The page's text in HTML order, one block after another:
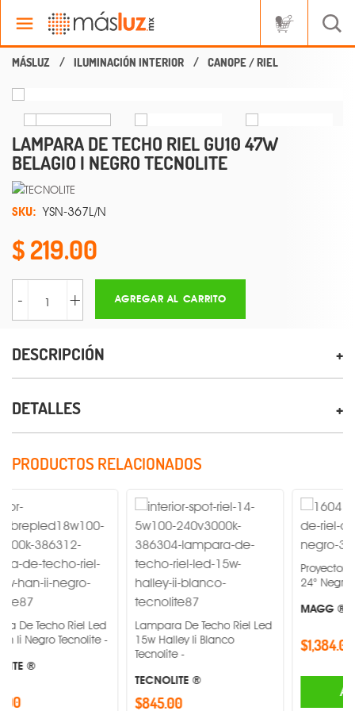
ILUMINACIÓN INTERIOR CANOPE / RIEL
LAMPARA DE TECHO RIEL GU10 47W
BELAGIO I NEGRO TECNOLITE
SKU: YSN-367L/N
219.00
- + AGREGAR AL CARRITO
DESCRIPCIÓN
DETALLES
PRODUCTOS RELACIONADOS
Riel Led
Tecnolite -
Lampara De Techo Riel Led
15w Halley Ii Blanco
Tecnolite -
TECNOLITE ®
Proyector DE RIEL
24° Negro 3000 K -
$1,384.00
AGREGAR